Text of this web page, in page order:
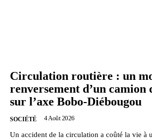
Circulation routière : un
renversement d’un camion
sur l’axe Bobo-Diébougou
SOCIÉTÉ 4 Août 2026
Un accident de la circulation a coûté la vie à